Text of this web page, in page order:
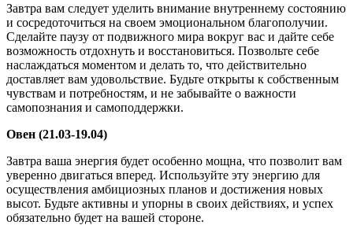
Завтра вам следует уделить внимание внутреннему состоянию
и сосредоточиться на своем эмоциональном благополучии.
Сделайте паузу от подвижного мира вокруг вас и дайте себе
возможность отдохнуть и восстановиться. Позвольте себе
наслаждаться моментом и делать то, что действительно
доставляет вам удовольствие. Будьте открыты к собственным
чувствам и потребностям, и не забывайте о важности
самопознания и самоподдержки.
Овен (21.03-19.04)
Завтра ваша энергия будет особенно мощна, что позволит вам
уверенно двигаться вперед. Используйте эту энергию для
осуществления амбициозных планов и достижения новых
высот. Будьте активны и упорны в своих действиях, и успех
обязательно будет на вашей стороне.